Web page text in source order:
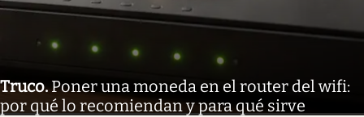
Truco.Poner una moneda en el router del wifi:
por qué lo recomiendan y para qué sirve